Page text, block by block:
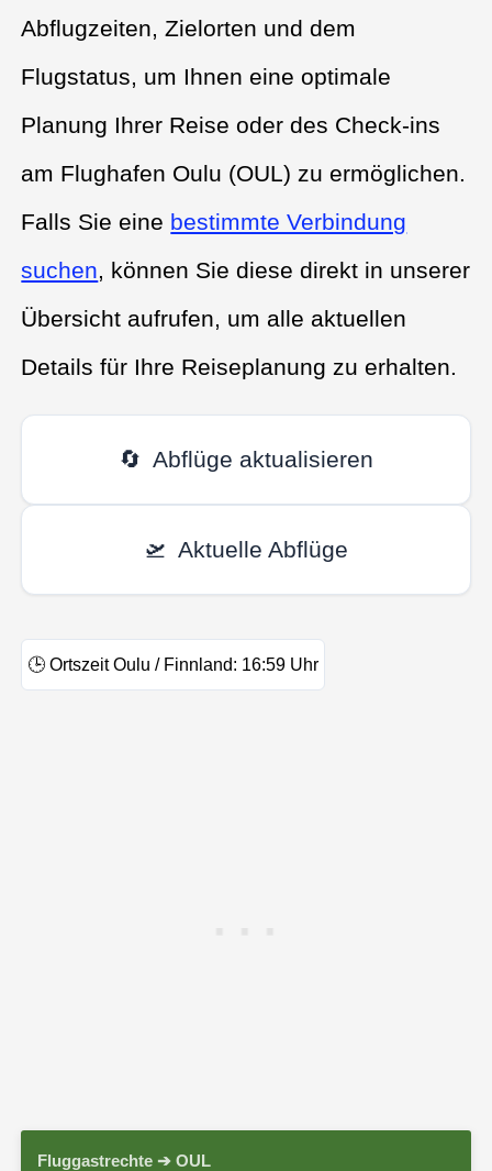
Abflugzeiten, Zielorten und dem
Flugstatus, um Ihnen eine optimale
Planung Ihrer Reise oder des Check-ins
am Flughafen Oulu (OUL) zu ermöglichen.
Falls Sie eine bestimmte Verbindung
suchen, können Sie diese direkt in unserer
Übersicht aufrufen, um alle aktuellen
Details für Ihre Reiseplanung zu erhalten.
🔄 Abflüge aktualisieren
🛫 Aktuelle Abflüge
🕒 Ortszeit Oulu / Finnland: 16:59 Uhr
Fluggastrechte ➔ OUL